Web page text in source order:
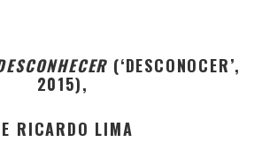
(‘DESCONOCER’,
2015),
RICARDO LIMA